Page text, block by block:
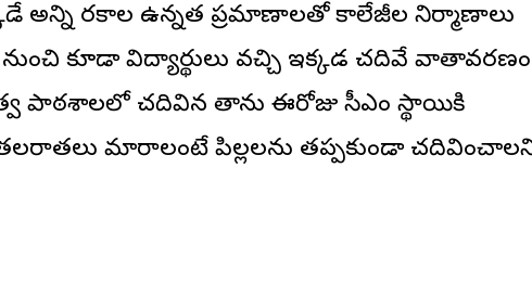
అన్ని రకాల ఉన్నత ప్రమాణాలతో కాలేజీల నిర్మాణాలు
కూడా విద్యార్థులు వచ్చి ఇక్కడ చదివే వాతావరణం
పాఠశాలలో చదివిన తాను ఈరోజు సీఎం స్థాయికి
తలరాతలు మారాలంటే పిల్లలను తప్పకుండా